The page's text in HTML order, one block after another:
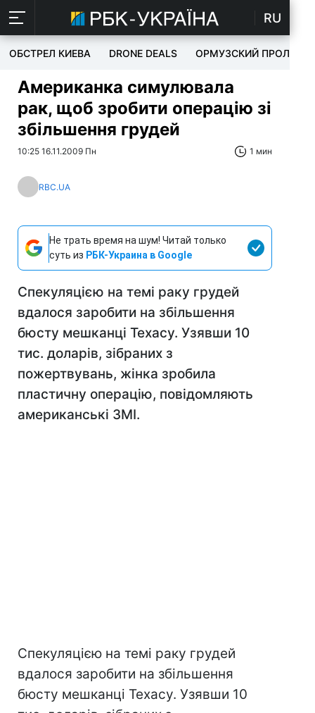
RU
ОБСТРЕЛ КИЕВА DRONE DEALS ОРМУЗСКИЙ ПРОЛИВ
Американка симулювала
рак, щоб зробити операцію зі
збільшення грудей
10:25 16.11.2009 Пн 1 мин
RBC.UA
Не трать время на шум! Читай только
суть из РБК-Украина в Google
Спекуляцією на темі раку грудей
вдалося заробити на збільшення
бюсту мешканці Техасу. Узявши 10
тис. доларів, зібраних з
пожертвувань, жінка зробила
пластичну операцію, повідомляють
американські ЗМІ.
Спекуляцією на темі раку грудей
вдалося заробити на збільшення
бюсту мешканці Техасу. Узявши 10